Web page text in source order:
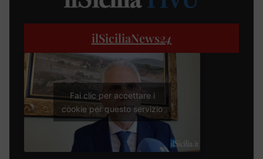
ilSiciliaNews24
Fai clic per accettare i
cookie per questo servizio